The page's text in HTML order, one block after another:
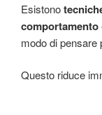
Esistono
comportamento
modo di pensare
Questo riduce